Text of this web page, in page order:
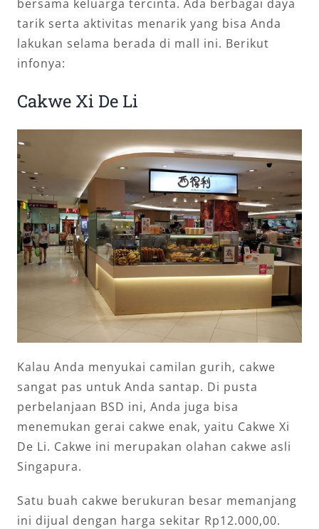
bersama keluarga tercinta. Ada berbagai daya
tarik serta aktivitas menarik yang bisa Anda
lakukan selama berada di mall ini. Berikut
infonya:
Cakwe Xi De Li
Kalau Anda menyukai camilan gurih, cakwe
sangat pas untuk Anda santap. Di pusta
perbelanjaan BSD ini, Anda juga bisa
menemukan gerai cakwe enak, yaitu Cakwe Xi
De Li. Cakwe ini merupakan olahan cakwe asli
Singapura.
Satu buah cakwe berukuran besar memanjang
ini dijual dengan harga sekitar Rp12.000,00.